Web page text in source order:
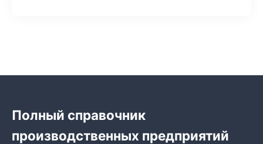
Полный справочник
производственных предприятий